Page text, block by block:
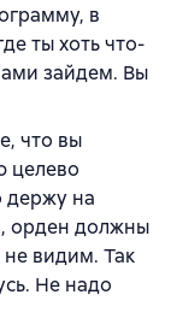
в
ты хоть что-
зайдем. Вы
что вы
целево
держу на
орден должны
не видим. Так
Не надо